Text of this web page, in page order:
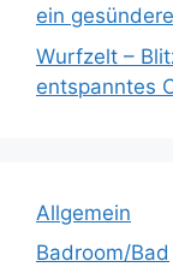
ein
Wurfzelt –
entspanntes
Allgemein
Badroom/Bad